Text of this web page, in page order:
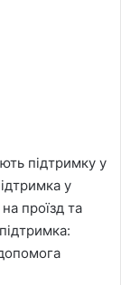
підтримку у
у
проїзд та